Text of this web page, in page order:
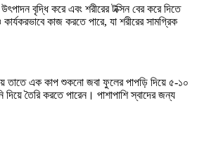
বৃদ্ধি করে এবং শরীরের টক্সিন বের করে দিতে
কাজ করতে পারে, যা শরীরের সামগ্রিক
তাতে এক কাপ শুকনো জবা ফুলের পাপড়ি দিয়ে ৫-১০
দিয়ে তৈরি করতে পারেন। পাশাপাশি স্বাদের জন্য